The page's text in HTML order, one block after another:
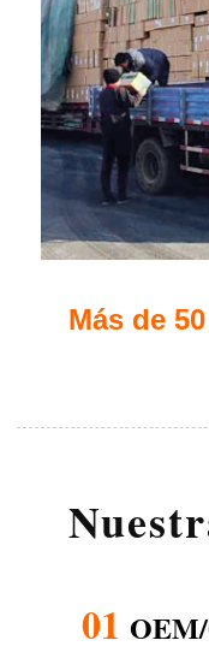
Más de
01